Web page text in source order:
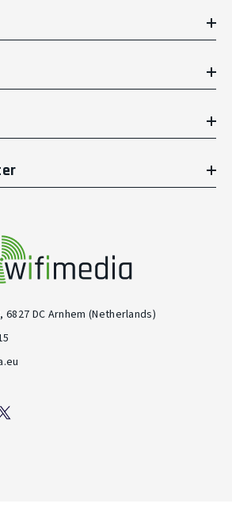
DC Arnhem (Netherlands)